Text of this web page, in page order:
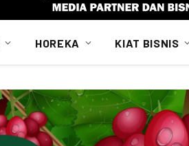
HOREKA KIAT BISNIS